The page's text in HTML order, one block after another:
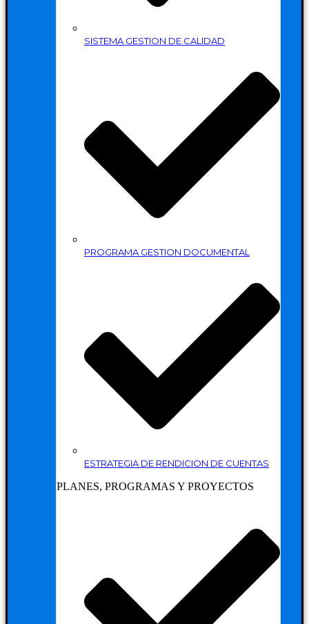
SISTEMA GESTION DE CALIDAD
PROGRAMA GESTION DOCUMENTAL
ESTRATEGIA DE RENDICION DE CUENTAS
PLANES, PROGRAMAS Y PROYECTOS